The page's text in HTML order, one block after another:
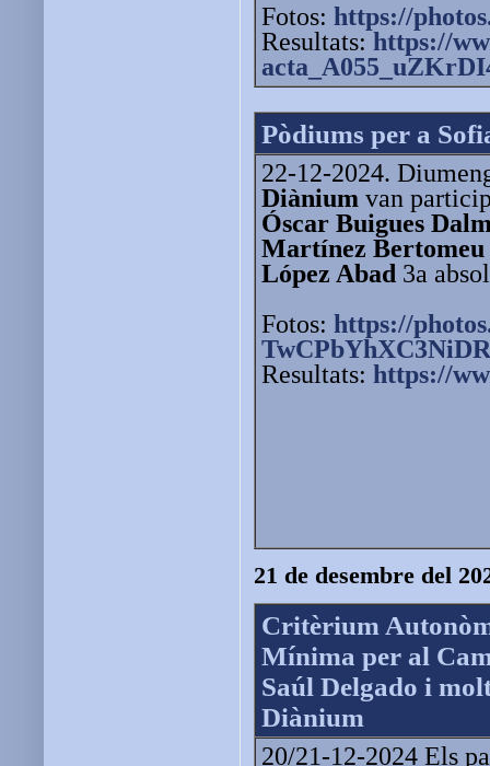
Fotos: https://
Resultats: https://
Pòdiums per a
22-12-2024.
Diànium van
Óscar Buigues
Martínez Bertomeu
López Abad 3a
Fotos: https://
Resultats: https://
21 de desembre del
Critèrium
Mínima per al
Saúl Delgado i
Diànium
20/21-12-2024 Els